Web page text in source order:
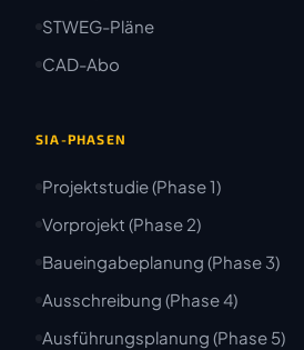
STWEG-Pläne
CAD-Abo
SIA-PHASEN
Projektstudie (Phase 1)
Vorprojekt (Phase 2)
Baueingabeplanung (Phase 3)
Ausschreibung (Phase 4)
Ausführungsplanung (Phase 5)